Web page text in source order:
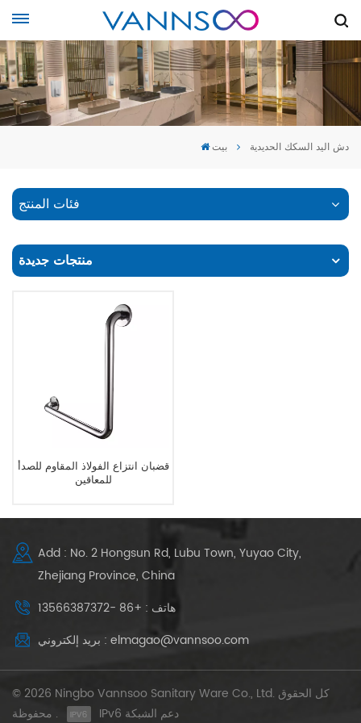
بيت دش اليد السكك الحديدية
فئات المنتج
منتجات جديدة
قضبان انتزاع الفولاذ المقاوم للصدأ
للمعاقين
Add : No. 2 Hongsun Rd, Lubu Town, Yuyao City,
Zhejiang Province, China
هاتف : +86 -13566387372
بريد إلكتروني : elmagao@vannsoo.com
© 2026 Ningbo Vannsoo Sanitary Ware Co., Ltd. كل الحقوق
محفوظة .
IPv6 دعم الشبكة